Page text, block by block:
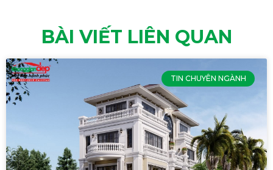
BÀI VIẾT LIÊN QUAN
TIN CHUYÊN NGÀNH